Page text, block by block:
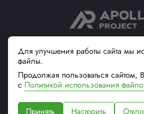
современной
Вся информация на сайте,
характеристик, наличия на складе,
информационный характер и не является
Для улучшения работы сайта мы
файлы.
Продолжая пользоваться сайтом,
с Политикой использования
Принять Настроить